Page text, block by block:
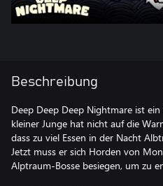
Beschreibung
Deep Deep Deep Nightmare ist
kleiner Junge hat nicht auf die
dass zu viel Essen in der Nacht
Jetzt muss er sich Horden von
Alptraum-Bosse besiegen, um zu